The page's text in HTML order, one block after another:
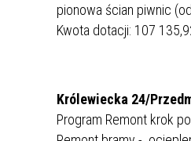
pionowa ścian piwnic
Kwota dotacji: 107
Królewiecka 24/
Program Remont krok